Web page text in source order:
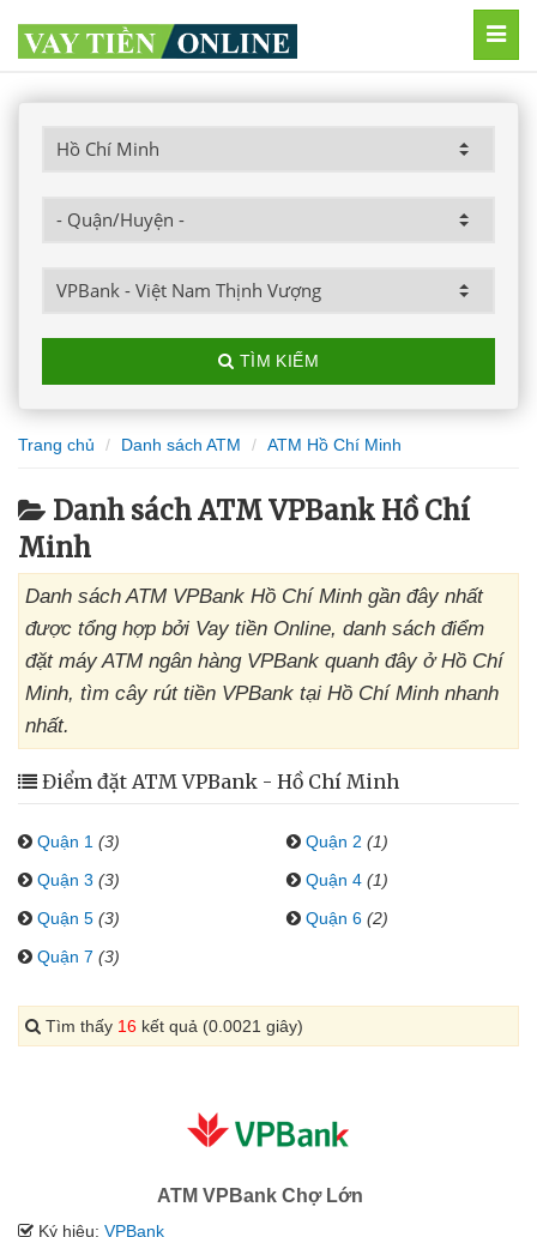
TÌM KIẾM
Trang chủ Danh sách ATM ATM Hồ Chí Minh
Danh sách ATM VPBank Hồ Chí
Minh
Danh sách ATM VPBank Hồ Chí Minh gần đây nhất
được tổng hợp bởi Vay tiền Online, danh sách điểm
đặt máy ATM ngân hàng VPBank quanh đây ở Hồ Chí
Minh, tìm cây rút tiền VPBank tại Hồ Chí Minh nhanh
nhất.
Điểm đặt ATM VPBank - Hồ Chí Minh
Quận 1 (3) Quận 2 (1)
Quận 3 (3) Quận 4 (1)
Quận 5 (3) Quận 6 (2)
Quận 7 (3)
Tìm thấy 16 kết quả (0.0021 giây)
ATM VPBank Chợ Lớn
Ký hiệu: VPBank